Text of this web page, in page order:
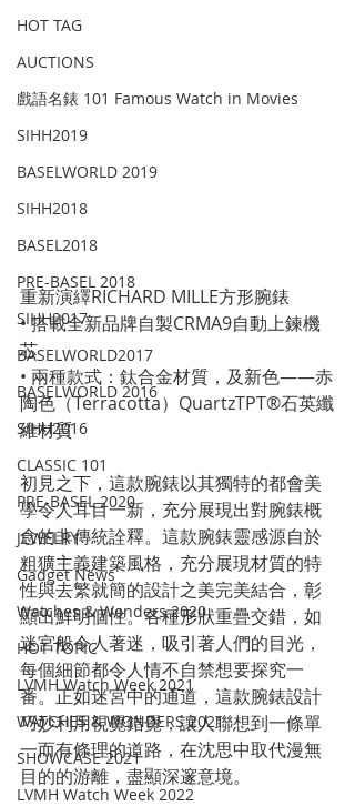
HOT TAG
AUCTIONS
戲語名錶 101 Famous Watch in Movies
SIHH2019
BASELWORLD 2019
SIHH2018
BASEL2018
PRE-BASEL 2018
SIHH2017
BASELWORLD2017
BASELWORLD 2016
SIHH2016
CLASSIC 101
PRE-BASEL 2020
JEWELRY
Gadget News
Watches & Wonders 2020
HOT TOPIC
LVMH Watch Week 2021
WATCHES & WONDERS 2021
SHOWCASE 2021
LVMH Watch Week 2022
重新演繹RICHARD MILLE方形腕錶
• 搭載全新品牌自製CRMA9自動上鍊機
芯
• 兩種款式：鈦合金材質，及新色——赤
陶色（Terracotta）QuartzTPT®石英纖
維材質
初見之下，這款腕錶以其獨特的都會美
學令人耳目一新，充分展現出對腕錶概
念的非傳統詮釋。這款腕錶靈感源自於
粗獷主義建築風格，充分展現材質的特
性與去繁就簡的設計之美完美結合，彰
顯出鮮明個性。各種形狀重疊交錯，如
迷宮般令人著迷，吸引著人們的目光，
每個細節都令人情不自禁想要探究一
番。正如迷宮中的通道，這款腕錶設計
巧妙利用視覺錯覺，讓人聯想到一條單
一而有條理的道路，在沈思中取代漫無
目的的游離，盡顯深邃意境。